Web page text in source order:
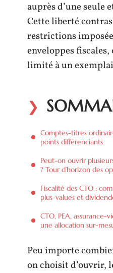
auprès d’une seule
Cette liberté
restrictions
enveloppes
limité à un
Comptes-titres
points différenciants
Peut-on ouvrir
? Tour d’horizon des
Fiscalité des CTO :
plus-values et
CTO, PEA, assurance-
une allocation sur-
Peu importe
on choisit d’ouvrir,